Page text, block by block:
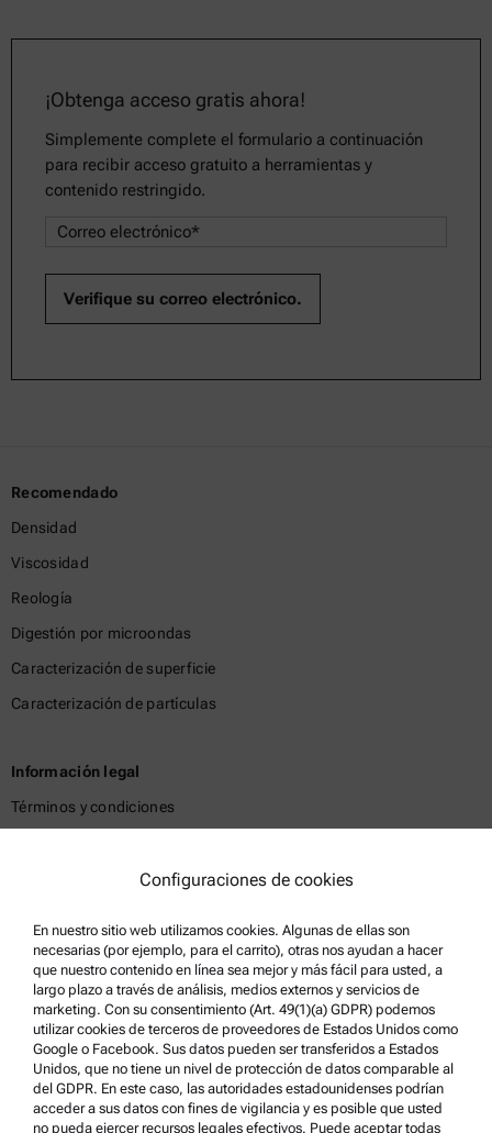
¡Obtenga acceso gratis ahora!
Simplemente complete el formulario a continuación
para recibir acceso gratuito a herramientas y
contenido restringido.
Recomendado
Densidad
Viscosidad
Reología
Digestión por microondas
Caracterización de superficie
Caracterización de partículas
Información legal
Términos y condiciones
Política de privacidad
Condiciones de uso
Marcas comerciales
Sistema de denuncia de irregularidades
Asistencia para el producto
Anton Paar Certified Service
Configuraciones de cookies
En nuestro sitio web utilizamos cookies. Algunas de ellas son
necesarias (por ejemplo, para el carrito), otras nos ayudan a hacer
que nuestro contenido en línea sea mejor y más fácil para usted, a
largo plazo a través de análisis, medios externos y servicios de
marketing. Con su consentimiento (Art. 49(1)(a) GDPR) podemos
utilizar cookies de terceros de proveedores de Estados Unidos como
Google o Facebook. Sus datos pueden ser transferidos a Estados
Unidos, que no tiene un nivel de protección de datos comparable al
del GDPR. En este caso, las autoridades estadounidenses podrían
acceder a sus datos con fines de vigilancia y es posible que usted
no pueda ejercer recursos legales efectivos. Puede aceptar todas